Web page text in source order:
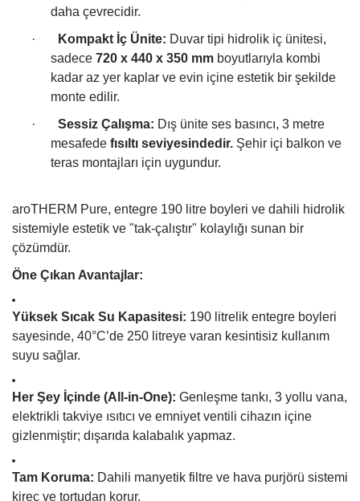
daha çevrecidir.
·
Kompakt İç Ünite: Duvar tipi hidrolik iç ünitesi,
sadece 720 x 440 x 350 mm boyutlarıyla kombi
kadar az yer kaplar ve evin içine estetik bir şekilde
monte edilir.
·
Sessiz Çalışma: Dış ünite ses basıncı, 3 metre
mesafede fısıltı seviyesindedir. Şehir içi balkon ve
teras montajları için uygundur.
aroTHERM Pure, entegre 190 litre boyleri ve dahili hidrolik
sistemiyle estetik ve "tak-çalıştır" kolaylığı sunan bir
çözümdür.
Öne Çıkan Avantajlar:
Yüksek Sıcak Su Kapasitesi: 190 litrelik entegre boyleri
sayesinde, 40°C’de 250 litreye varan kesintisiz kullanım
suyu sağlar.
Her Şey İçinde (All-in-One): Genleşme tankı, 3 yollu vana,
elektrikli takviye ısıtıcı ve emniyet ventili cihazın içine
gizlenmiştir; dışarıda kalabalık yapmaz.
Tam Koruma: Dahili manyetik filtre ve hava purjörü sistemi
kireç ve tortudan korur.